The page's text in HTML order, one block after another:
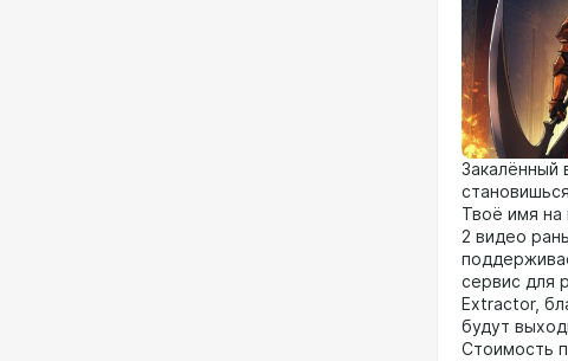
Закалённый
Твоё имя на
2 видео
сервис для
Extractor,
будут
Стоимость